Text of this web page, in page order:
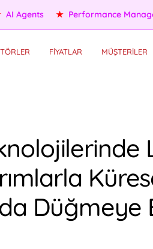
Self HR Services ★
FİYATLAR MÜŞTERİLER
Düğmeye